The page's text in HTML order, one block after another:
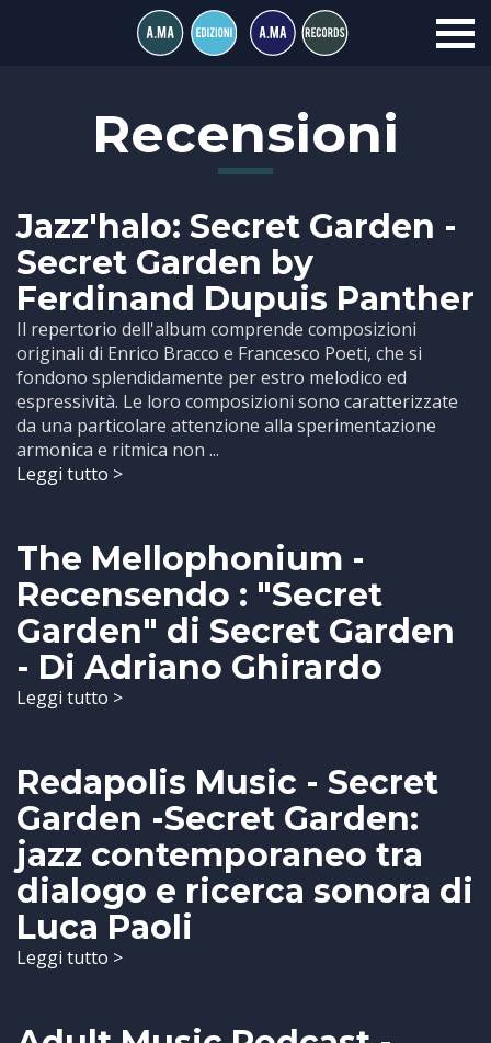
Recensioni
Jazz'halo: Secret Garden -
Secret Garden by
Ferdinand Dupuis Panther
Il repertorio dell'album comprende composizioni
originali di Enrico Bracco e Francesco Poeti, che si
fondono splendidamente per estro melodico ed
espressività. Le loro composizioni sono caratterizzate
da una particolare attenzione alla sperimentazione
armonica e ritmica non ...
Leggi tutto >
The Mellophonium -
Recensendo : "Secret
Garden" di Secret Garden
- Di Adriano Ghirardo
Leggi tutto >
Redapolis Music - Secret
Garden -Secret Garden:
jazz contemporaneo tra
dialogo e ricerca sonora di
Luca Paoli
Leggi tutto >